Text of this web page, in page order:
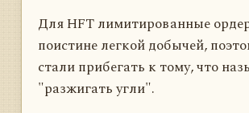
Для HFT лимитированные
поистине легкой добычей,
стали прибегать к тому, что
"разжигать угли".